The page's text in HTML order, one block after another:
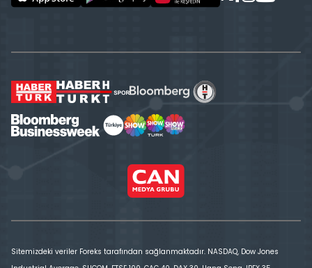
Sitemizdeki veriler Foreks tarafından sağlanmaktadır. NASDAQ, Dow Jones